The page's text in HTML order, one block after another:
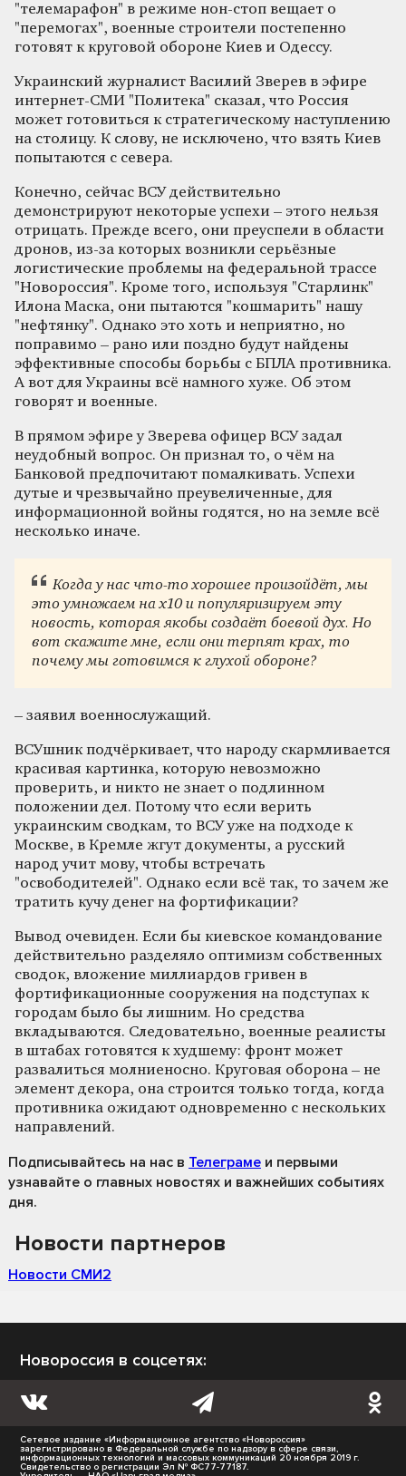
"телемарафон" в режиме нон-стоп вещает о
"перемогах", военные строители постепенно
готовят к круговой обороне Киев и Одессу.
Украинский журналист Василий Зверев в эфире
интернет-СМИ "Политека" сказал, что Россия
может готовиться к стратегическому наступлению
на столицу. К слову, не исключено, что взять Киев
попытаются с севера.
Конечно, сейчас ВСУ действительно
демонстрируют некоторые успехи – этого нельзя
отрицать. Прежде всего, они преуспели в области
дронов, из-за которых возникли серьёзные
логистические проблемы на федеральной трассе
"Новороссия". Кроме того, используя "Старлинк"
Илона Маска, они пытаются "кошмарить" нашу
"нефтянку". Однако это хоть и неприятно, но
поправимо – рано или поздно будут найдены
эффективные способы борьбы с БПЛА противника.
А вот для Украины всё намного хуже. Об этом
говорят и военные.
В прямом эфире у Зверева офицер ВСУ задал
неудобный вопрос. Он признал то, о чём на
Банковой предпочитают помалкивать. Успехи
дутые и чрезвычайно преувеличенные, для
информационной войны годятся, но на земле всё
несколько иначе.
Когда у нас что-то хорошее произойдёт, мы
это умножаем на x10 и популяризируем эту
новость, которая якобы создаёт боевой дух. Но
вот скажите мне, если они терпят крах, то
почему мы готовимся к глухой обороне?
– заявил военнослужащий.
ВСУшник подчёркивает, что народу скармливается
красивая картинка, которую невозможно
проверить, и никто не знает о подлинном
положении дел. Потому что если верить
украинским сводкам, то ВСУ уже на подходе к
Москве, в Кремле жгут документы, а русский
народ учит мову, чтобы встречать
"освободителей". Однако если всё так, то зачем же
тратить кучу денег на фортификации?
Вывод очевиден. Если бы киевское командование
действительно разделяло оптимизм собственных
сводок, вложение миллиардов гривен в
фортификационные сооружения на подступах к
городам было бы лишним. Но средства
вкладываются. Следовательно, военные реалисты
в штабах готовятся к худшему: фронт может
развалиться молниеносно. Круговая оборона – не
элемент декора, она строится только тогда, когда
противника ожидают одновременно с нескольких
направлений.
Подписывайтесь на нас в Телеграме и первыми
узнавайте о главных новостях и важнейших событиях
дня.
Новости партнеров
Новости СМИ2
Новороссия в соцсетях:
Сетевое издание «Информационное агентство «Новороссия»
зарегистрировано в Федеральной службе по надзору в сфере связи,
информационных технологий и массовых коммуникаций 20 ноября 2019 г.
Свидетельство о регистрации Эл № ФС77-77187.